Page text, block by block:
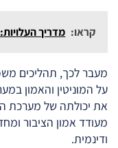
קראו: מדריך
מעבר לכך, תהליכים
על המוניטין והאמון
את יכולתה של מערכת
מעודד אמון הציבור
ודינמית.